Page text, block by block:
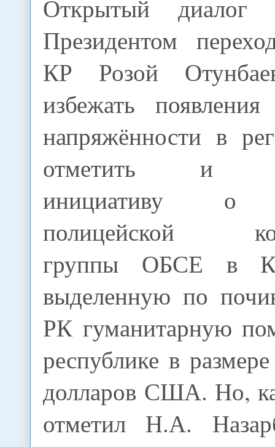
Открытый
Президентом
КР Розой
избежать
напряжённости в
отметить и
инициативу о
полицейской
группы ОБСЕ в
выделенную по
РК гуманитарную
республике в
долларов США. Но,
отметил Н.А.